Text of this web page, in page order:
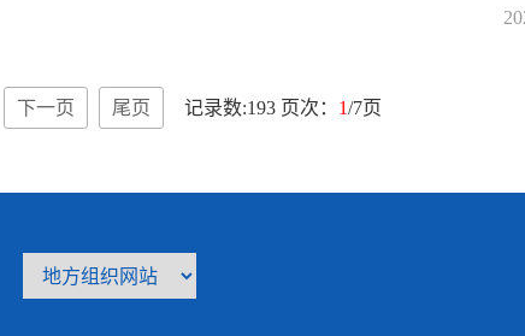
下一页 尾页 记录数:193 页次： 1/7页